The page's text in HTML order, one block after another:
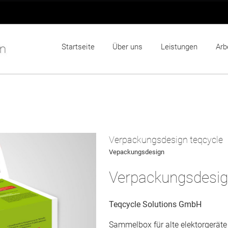
Startseite Über uns Leistungen
Verpackungsdesign teqcycle
Vepackungsdesign
Teqcycle Solutions GmbH
Sammelbox für alte